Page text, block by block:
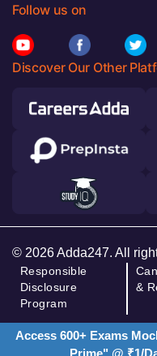
Follow us on
Discover Our Other
© 2026 Adda247. All
Responsible
Disclosure
Program
&
Access 600+ Exams
Prime" @ ₹1/